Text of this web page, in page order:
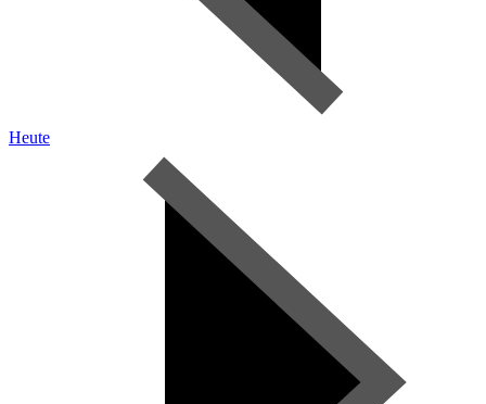
Heute